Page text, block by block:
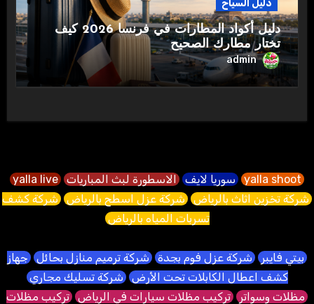
دليل السياح
دليل أكواد المطارات في فرنسا 2026 كيف
تختار مطارك الصحيح
admin
yalla shoot سوريا لايف الاسطورة لبث المباريات yalla live
شركة تخزين اثاث بالرياض شركة عزل اسطح بالرياض شركة كشف
تسربات المياه بالرياض
بيتي فايبر شركة عزل فوم بجدة شركة ترميم منازل بحائل جهاز
كشف اعطال الكابلات تحت الأرض شركة تسليك مجاري
مظلات وسواتر تركيب مظلات سيارات في الرياض تركيب مظلات